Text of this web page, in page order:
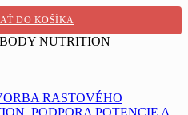
DO KOŠÍKA
RASTOVÉHO
, PODPORA POTENCIE A